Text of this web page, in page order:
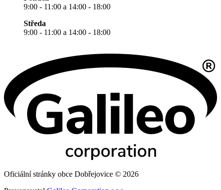
9:00 - 11:00 a 14:00 - 18:00
Středa
9:00 - 11:00 a 14:00 - 18:00
Oficiální stránky obce Dobřejovice © 2026